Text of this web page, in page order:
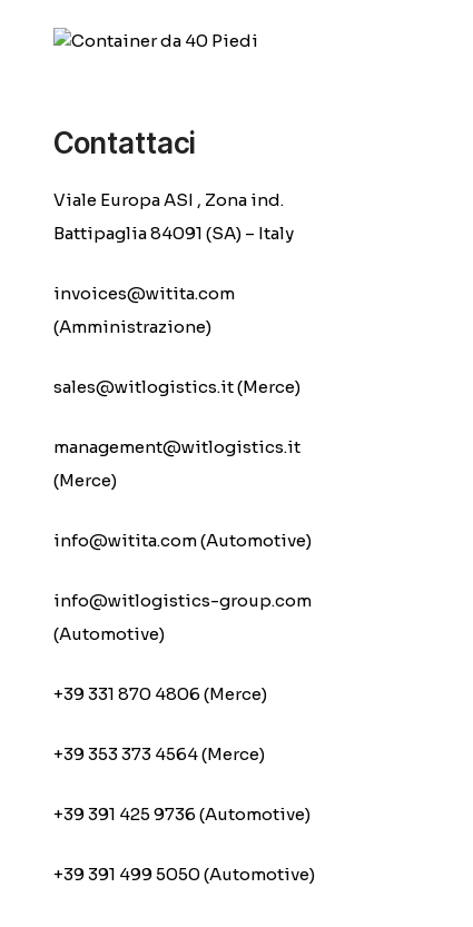
Contattaci
Viale Europa ASI , Zona ind.
Battipaglia 84091 (SA) – Italy
invoices@witita.com
(Amministrazione)
sales@witlogistics.it (Merce)
management@witlogistics.it
(Merce)
info@witita.com (Automotive)
info@witlogistics-group.com
(Automotive)
+39 331 870 4806 (Merce)
+39 353 373 4564 (Merce)
+39 391 425 9736 (Automotive)
+39 391 499 5050 (Automotive)